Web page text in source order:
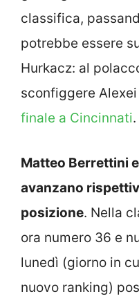
classifica,
potrebbe essere
Hurkacz: al
sconfiggere
finale a Cincinnati.
Matteo Berrettini
avanzano
posizione. Nella
ora numero 36 e
lunedì (giorno in
nuovo ranking)